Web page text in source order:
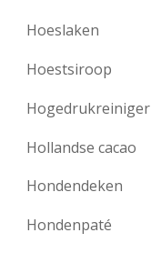
Hoeslaken
Hoestsiroop
Hogedrukreiniger
Hollandse cacao
Hondendeken
Hondenpaté